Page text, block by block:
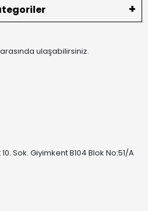
ulaşabilirsiniz.
Sok. Giyimkent B104 Blok No:51/A